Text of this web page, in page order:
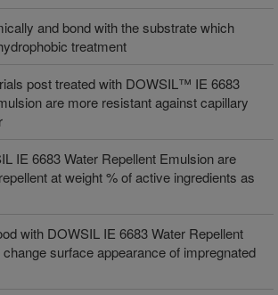
and bond with the substrate which
treatment
post treated with DOWSIL™ IE 6683
are more resistant against capillary
IE 6683 Water Repellent Emulsion are
at weight % of active ingredients as
with DOWSIL IE 6683 Water Repellent
surface appearance of impregnated